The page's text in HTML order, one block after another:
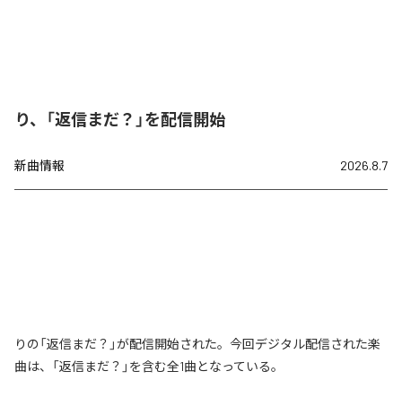
り、「返信まだ？」を配信開始
新曲情報 2026.8.7
りの「返信まだ？」が配信開始された。今回デジタル配信された楽
曲は、「返信まだ？」を含む全1曲となっている。